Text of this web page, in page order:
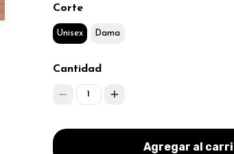
Corte
Unisex Dama
Cantidad
1
Agregar al